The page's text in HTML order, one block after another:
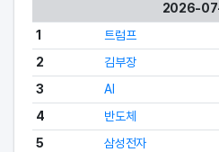
2026-
1
트럼프
2
김부장
3
AI
4
반도체
5
삼성전자